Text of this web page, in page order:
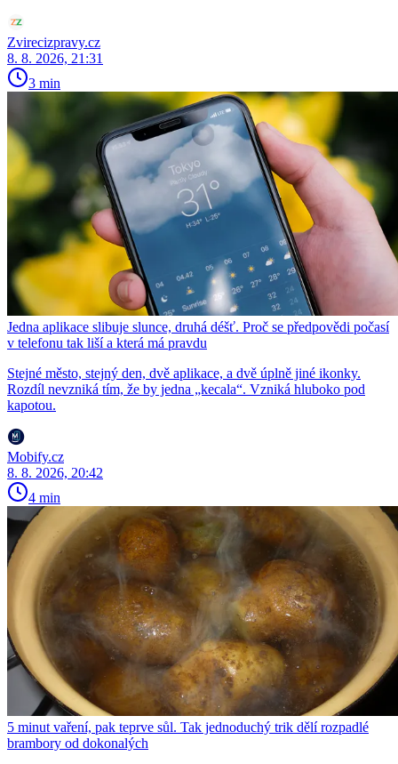
Zvirecizpravy.cz
8. 8. 2026, 21:31
3 min
Jedna aplikace slibuje slunce, druhá déšť. Proč se předpovědi počasí
v telefonu tak liší a která má pravdu
Stejné město, stejný den, dvě aplikace, a dvě úplně jiné ikonky.
Rozdíl nevzniká tím, že by jedna „kecala“. Vzniká hluboko pod
kapotou.
Mobify.cz
8. 8. 2026, 20:42
4 min
5 minut vaření, pak teprve sůl. Tak jednoduchý trik dělí rozpadlé
brambory od dokonalých